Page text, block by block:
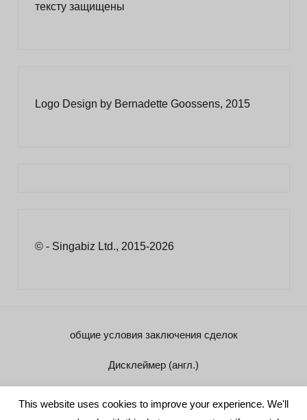
тексту защищены
Logo Design by Bernadette Goossens, 2015
© - Singabiz Ltd., 2015-2026
общие условия заключения сделок
Дисклеймер (англ.)
This website uses cookies to improve your experience. We'll